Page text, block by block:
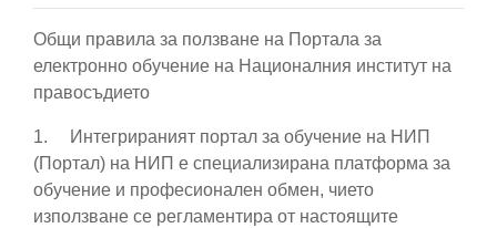
Общи правила за ползване на Портала за
електронно обучение на Националния институт на
правосъдието
1. Интегрираният портал за обучение на НИП
(Портал) на НИП е специализирана платформа за
обучение и професионален обмен, чието
използване се регламентира от настоящите